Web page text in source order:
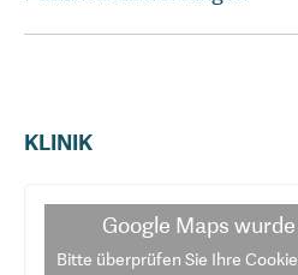
KLINIK
Google Maps
Bitte überprüfen Sie Ihre